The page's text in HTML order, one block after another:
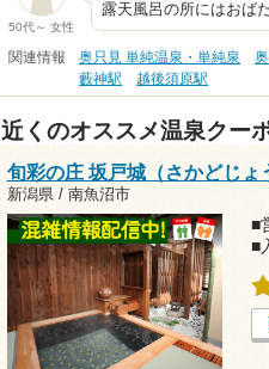
50代～ 女性
露天風呂の所にはおば
関連情報 奥只見 単純温泉・単純泉
藪神駅
越後須原駅
近くのオススメ温泉クー
旬彩の庄 坂戸城（さかどじょ
新潟県 / 南魚沼市
■
■